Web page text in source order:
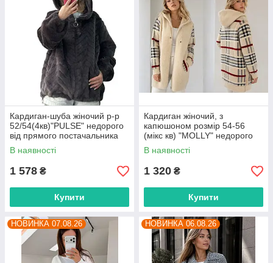
Кардиган-шуба жіночий р-р
52/54(4кв)"PULSE" недорого
від прямого постачальника
В наявності
1 578 ₴
Купити
Кардиган жіночий, з
капюшоном розмір 54-56
(мікс кв) "MOLLY" недорого
від прямого постачальника
В наявності
1 320 ₴
Купити
НОВИНКА 07.08.26 НОВИНКА 06.08.26